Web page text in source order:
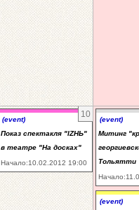
10
(event)
Показ спектакля "IZНЬ"
в театре "На досках"
Начало:10.02.2012 19:00
(event)
Митинг
Тольятти
(event)